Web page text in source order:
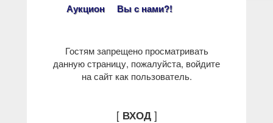
Аукцион
Вы с нами?!
Гостям запрещено просматривать
данную страницу, пожалуйста, войдите
на сайт как пользователь.
[ ВХОД]